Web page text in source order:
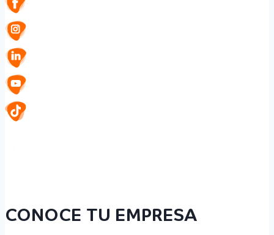
CONOCE TU EMPRESA